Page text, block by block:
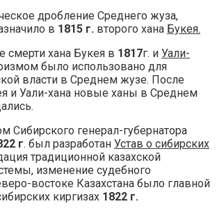
дробление Среднего жуза,
в 1815 г. второго хана Букея.
смерти хана Букея в 1817г. и Уали-
было использовано для
власти в Среднем жузе. После
и Уали-хана новые ханы в Среднем
Сибирского генерал-губернатора
г. был разработан Устав о сибирских
традиционной казахской
изменение судебного
востоке Казахстана было главной
киргизах 1822 г.